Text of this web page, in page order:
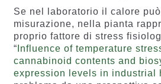
Se nel laboratorio il calore
misurazione, nella pianta
proprio fattore di stress
“ Influence of temperature
cannabinoid contents and
expression levels in industrial